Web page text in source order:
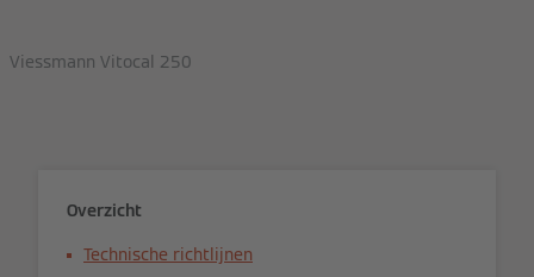
Viessmann Vitocal 250
Overzicht
Technische richtlijnen